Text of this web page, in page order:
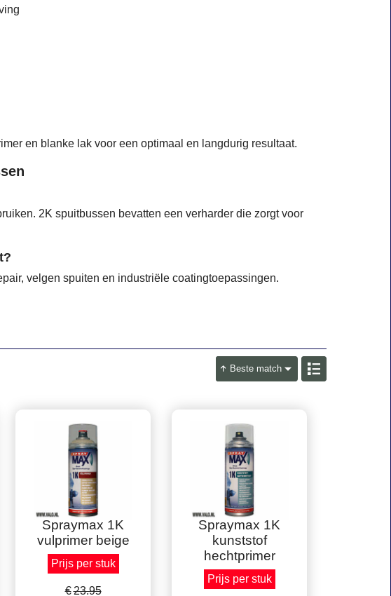
en blanke lak voor een optimaal en langdurig resultaat.
2K spuitbussen bevatten een verharder die zorgt voor
velgen spuiten en industriële coatingtoepassingen.
Beste match
Staffelkorting !
Spraymax 1K
vulprimer beige
Prijs per stuk
Prijs per stuk
Spraymax 1K
kunststof
hechtprimer